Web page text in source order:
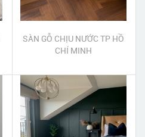
SÀN GỖ CHỊU NƯỚC TP HỒ
CHÍ MINH